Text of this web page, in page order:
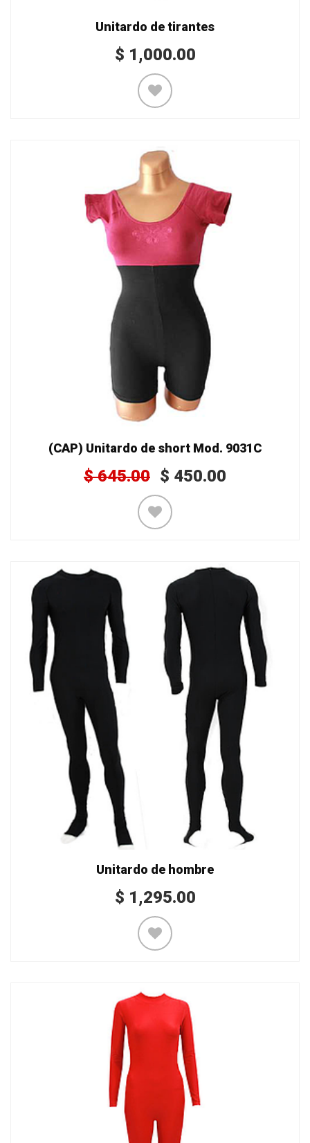
Unitardo de tirantes
$ 1,000.00
(CAP) Unitardo de short Mod. 9031C
$645.00 $ 450.00
Unitardo de hombre
$ 1,295.00